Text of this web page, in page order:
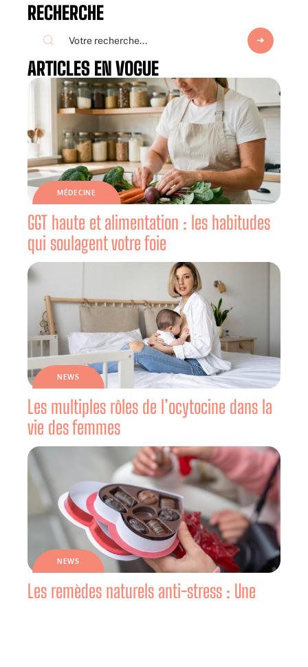
RECHERCHE
ARTICLES EN VOGUE
MÉDECINE
GGT haute et alimentation : les habitudes
qui soulagent votre foie
NEWS
Les multiples rôles de l’ocytocine dans la
vie des femmes
NEWS
Les remèdes naturels anti-stress : Une